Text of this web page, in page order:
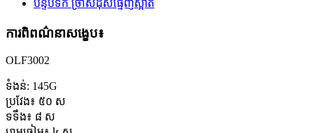
ការពិពណ៌នាសង្ខេប៖
OLF3002
ទំងន់: 145G
ប្រវែង៖ ៥០ ស
ទទឹង៖ ៨ ស